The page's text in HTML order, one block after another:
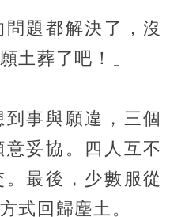
問題都解決了，沒
土葬了吧！」
事與願違，三個
妥協。四人互不
最後，少數服從
式回歸塵土。